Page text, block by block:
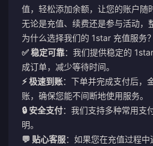
值，轻松添加余额，让您的账户随
无论是充值、续费还是参与活动，
为什么选择我们的 1star 充值服务？
✅ 稳定可靠：我们提供稳定的
成订单，减少等待时间。
⚡ 极速到账：下单并完成支付后，
账，确保您能不间断地使用服务。
🔒 安全支付：我们支持多种常用支
明。
💬 贴心客服：如果您在充值过程